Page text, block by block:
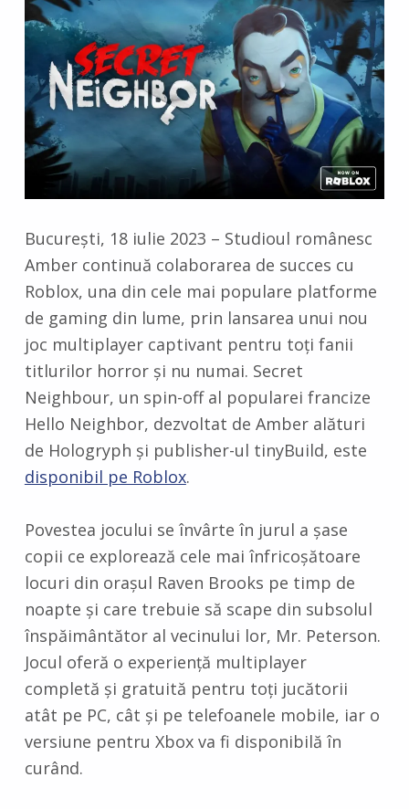
București, 18 iulie 2023 – Studioul românesc
Amber continuă colaborarea de succes cu
Roblox, una din cele mai populare platforme
de gaming din lume, prin lansarea unui nou
joc multiplayer captivant pentru toți fanii
titlurilor horror și nu numai. Secret
Neighbour, un spin-off al popularei francize
Hello Neighbor, dezvoltat de Amber alături
de Hologryph și publisher-ul tinyBuild, este
disponibil pe Roblox.
Povestea jocului se învârte în jurul a șase
copii ce explorează cele mai înfricoșătoare
locuri din orașul Raven Brooks pe timp de
noapte și care trebuie să scape din subsolul
înspăimântător al vecinului lor, Mr. Peterson.
Jocul oferă o experiență multiplayer
completă și gratuită pentru toți jucătorii
atât pe PC, cât și pe telefoanele mobile, iar o
versiune pentru Xbox va fi disponibilă în
curând.